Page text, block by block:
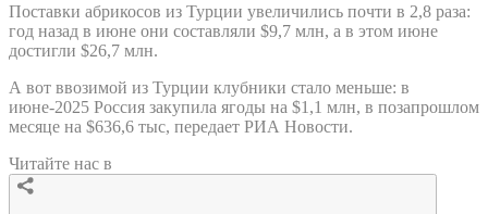
Поставки абрикосов из Турции увеличились почти в 2,8 раза:
год назад в июне они составляли $9,7 млн, а в этом июне
достигли $26,7 млн.
А вот ввозимой из Турции клубники стало меньше: в
июне-2025 Россия закупила ягоды на $1,1 млн, в позапрошлом
месяце на $636,6 тыс, передает РИА Новости.
Читайте нас в